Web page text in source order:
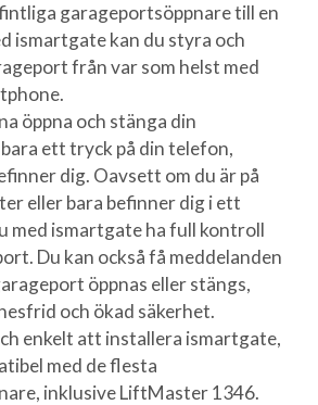
garageportsöppnare till en
ismartgate kan du styra och
från var som helst med
öppna och stänga din
ett tryck på din telefon,
dig. Oavsett om du är på
eller bara befinner dig i ett
med ismartgate ha full kontroll
Du kan också få meddelanden
öppnas eller stängs,
och ökad säkerhet.
enkelt att installera ismartgate,
med de flesta
inklusive LiftMaster 1346.